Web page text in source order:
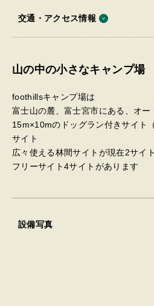
交通・アクセス情報
山の中の小さなキャンプ場
foothillsキャンプ場は
富士山の麓、富士宮市にある、オー
15m×10mのドッグラン付きサイト
サイト
広々使える林間サイトが現在2サイト
フリーサイト4サイトがあります
設備写真